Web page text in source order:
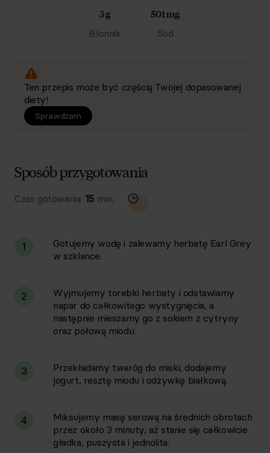
3 g
Błonnik
501 mg
Sód
Ten przepis może być częścią Twojej dopasowanej
diety!
Sprawdzam
Sposób przygotowania
Czas gotowania: 15 min.
1
Gotujemy wodę i zalewamy herbatę Earl Grey
w szklance.
2
Wyjmujemy torebki herbaty i odstawiamy
napar do całkowitego wystygnięcia, a
następnie mieszamy go z sokiem z cytryny
oraz połową miodu.
3
Przekładamy twaróg do miski, dodajemy
jogurt, resztę miodu i odżywkę białkową.
4
Miksujemy masę serową na średnich obrotach
przez około 3 minuty, aż stanie się całkowicie
gładka, puszysta i jednolita.